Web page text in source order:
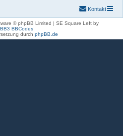
Kontakt
© phpBB Limited | SE Square Left by
BBCodes
durch phpBB.de